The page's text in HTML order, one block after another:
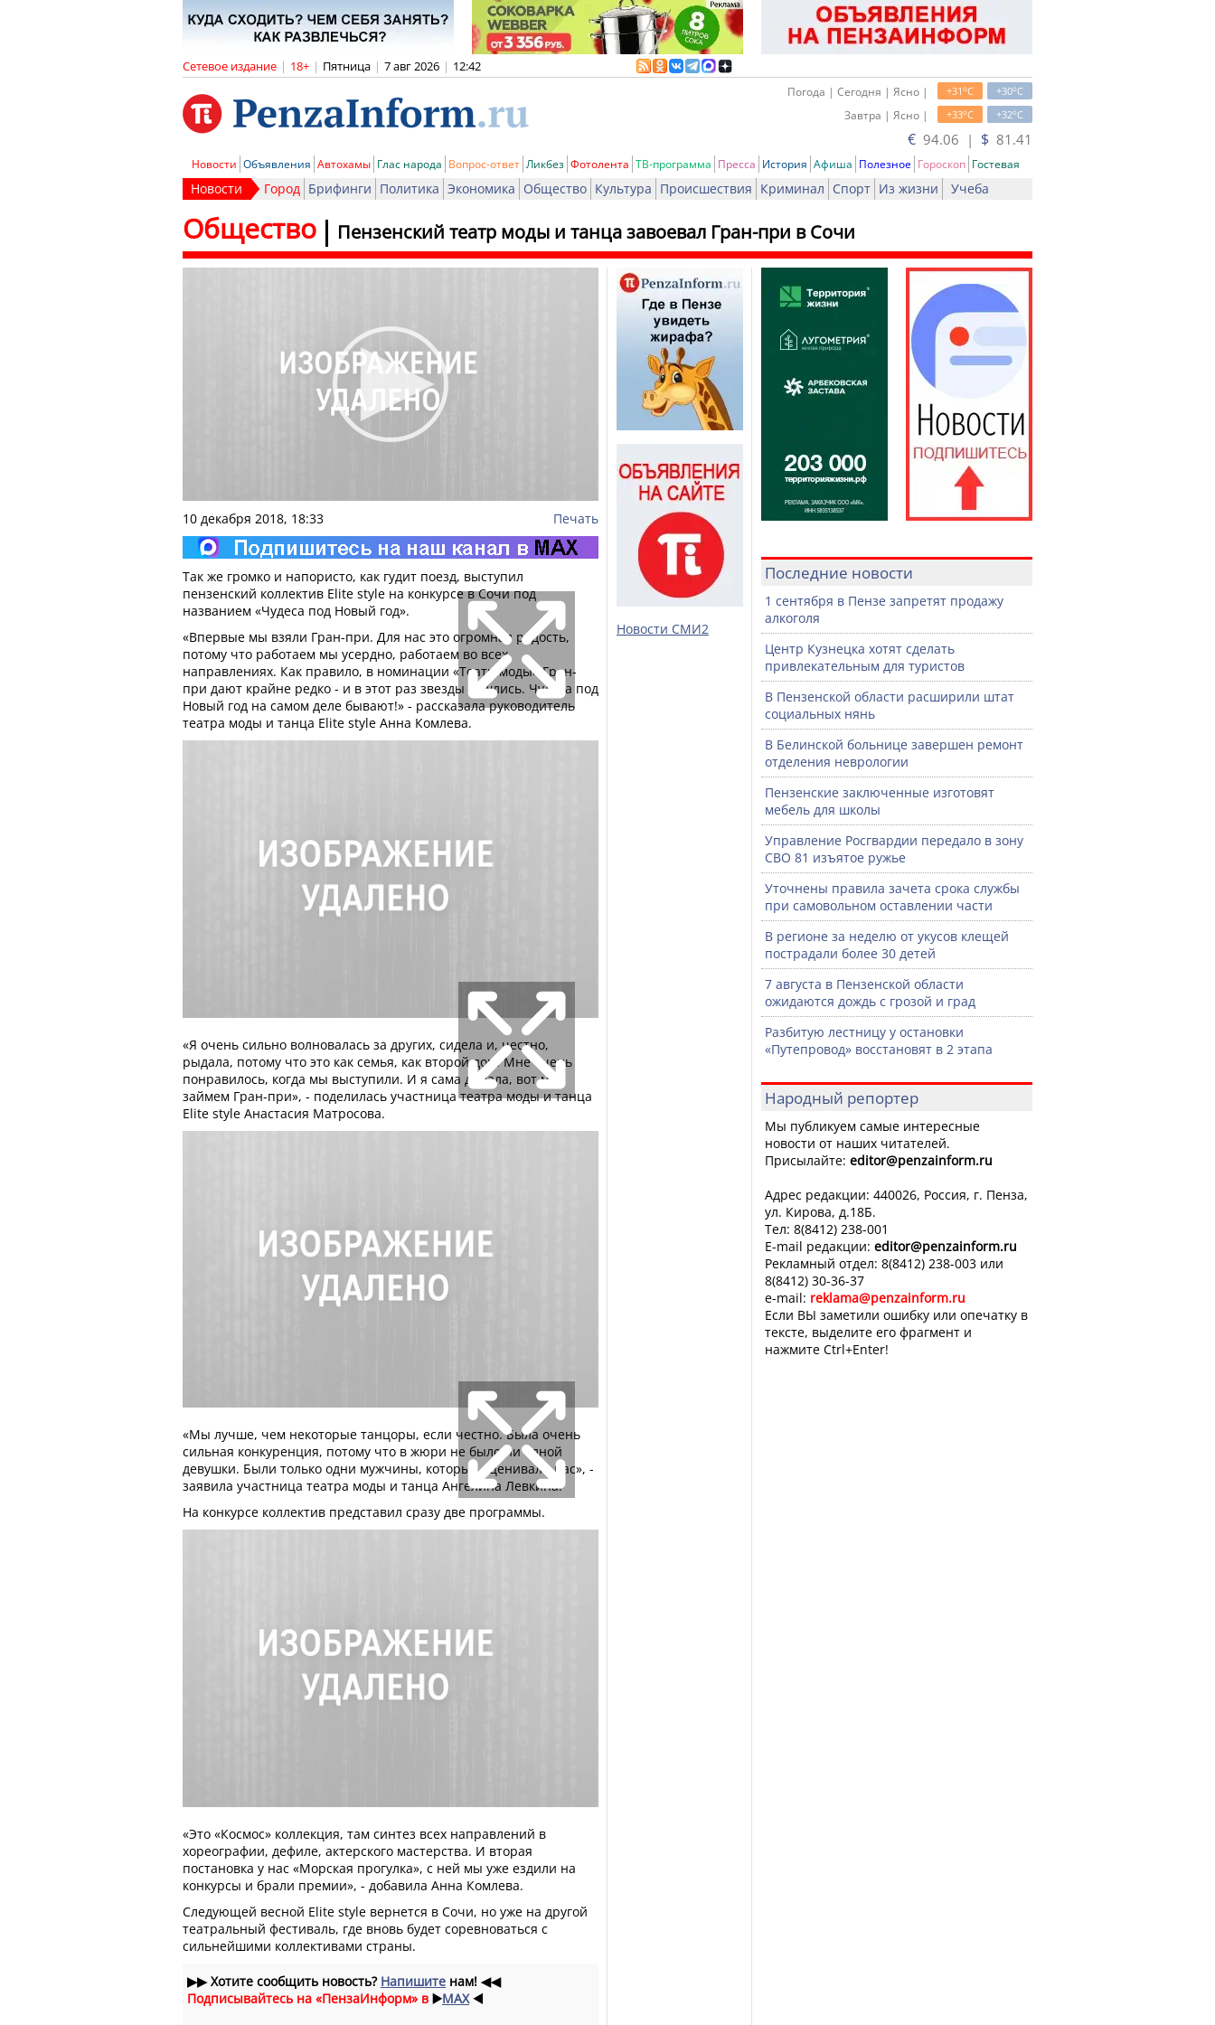
Сетевое издание | 18+ | Пятница | 7 авг 2026 | 12:42
+30oC
+31oC
Погода | Сегодня | Ясно |
+32oC
+33oC
Завтра | Ясно |
€ 94.06 | $ 81.41
Новости Объявления Автохамы Глас народа Вопрос-ответ Ликбез Фотолента ТВ-программа Пресса История Афиша Полезное Гороскоп Гостевая
Новости Город Брифинги Политика Экономика Общество Культура Происшествия Криминал Спорт Из жизни Учеба
Пензенский театр моды и танца завоевал Гран-при в Сочи
Общество
10 декабря 2018, 18:33 Печать
Так же громко и напористо, как гудит поезд, выступил
пензенский коллектив Elite style на конкурсе в Сочи под
названием «Чудеса под Новый год».
«Впервые мы взяли Гран-при. Для нас это огромная радость,
потому что работаем мы усердно, работаем во всех
направлениях. Как правило, в номинации «Театр моды» Гран-
при дают крайне редко - и в этот раз звезды сошлись. Чудеса под
Новый год на самом деле бывают!» - рассказала руководитель
театра моды и танца Elite style Анна Комлева.
«Я очень сильно волновалась за других, сидела и, честно,
рыдала, потому что это как семья, как второй дом. Мне очень
понравилось, когда мы выступили. И я сама думала, вот мы
займем Гран-при», - поделилась участница театра моды и танца
Elite style Анастасия Матросова.
«Мы лучше, чем некоторые танцоры, если честно. Была очень
сильная конкуренция, потому что в жюри не было ни одной
девушки. Были только одни мужчины, которые оценивали нас», -
заявила участница театра моды и танца Ангелина Левкина.
На конкурсе коллектив представил сразу две программы.
«Это «Космос» коллекция, там синтез всех направлений в
хореографии, дефиле, актерского мастерства. И вторая
постановка у нас «Морская прогулка», с ней мы уже ездили на
конкурсы и брали премии», - добавила Анна Комлева.
Следующей весной Elite style вернется в Сочи, но уже на другой
театральный фестиваль, где вновь будет соревноваться с
сильнейшими коллективами страны.
▶▶Хотите сообщить новость? Напишите нам! ◀◀
Подписывайтесь на «ПензаИнформ» в ▶️MAX ◀️
Новости СМИ2
Последние новости
1 сентября в Пензе запретят продажу
алкоголя
Центр Кузнецка хотят сделать
привлекательным для туристов
В Пензенской области расширили штат
социальных нянь
В Белинской больнице завершен ремонт
отделения неврологии
Пензенские заключенные изготовят
мебель для школы
Управление Росгвардии передало в зону
СВО 81 изъятое ружье
Уточнены правила зачета срока службы
при самовольном оставлении части
В регионе за неделю от укусов клещей
пострадали более 30 детей
7 августа в Пензенской области
ожидаются дождь с грозой и град
Разбитую лестницу у остановки
«Путепровод» восстановят в 2 этапа
Народный репортер
Мы публикуем самые интересные
новости от наших читателей.
Присылайте: editor@penzainform.ru
Адрес редакции: 440026, Россия, г. Пенза,
ул. Кирова, д.18Б.
Тел: 8(8412) 238-001
E-mail редакции: editor@penzainform.ru
Рекламный отдел: 8(8412) 238-003 или
8(8412) 30-36-37
e-mail: reklama@penzainform.ru
Если ВЫ заметили ошибку или опечатку в
тексте, выделите его фрагмент и
нажмите Ctrl+Enter!